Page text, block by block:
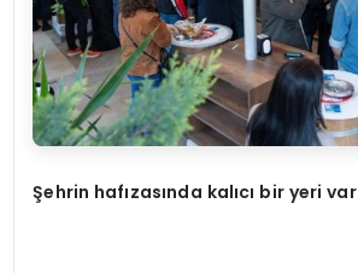
Şehrin hafızasında kalıcı bir yeri var